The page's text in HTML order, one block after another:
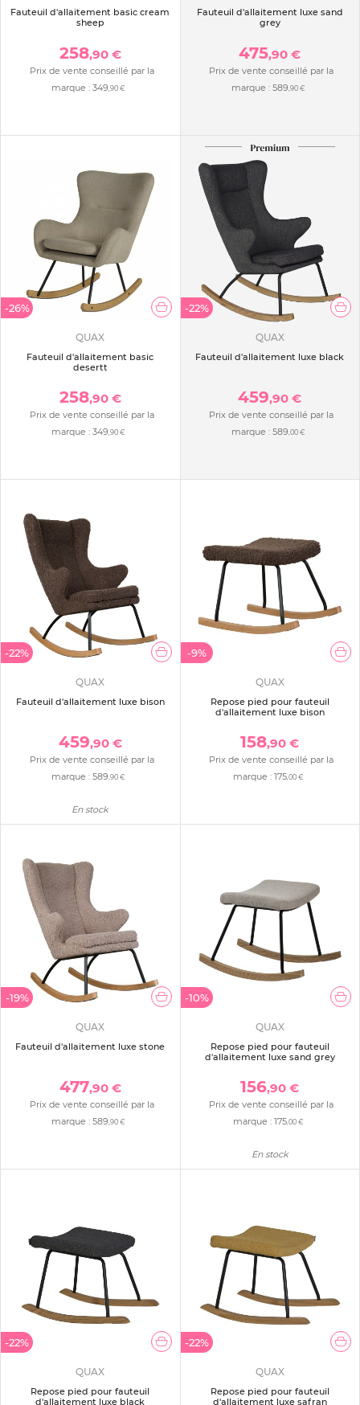
Fauteuil d'allaitement basic cream
sheep
258,90 €
Prix de vente conseillé par la
marque :349 ,90 €
Fauteuil d'allaitement luxe sand
grey
475,90 €
Prix de vente conseillé par la
marque : 589 ,90 €
-26%
QUAX
Fauteuil d'allaitement basic
desertt
258,90 €
Prix de vente conseillé par la
marque :349,90 €
-22%
QUAX
Fauteuil d'allaitement luxe black
459,90 €
Prix de vente conseillé par la
marque : 589,00 €
-22%
QUAX
Fauteuil d'allaitement luxe bison
459,90 €
Prix de vente conseillé par la
marque :589,90 €
En stock
-9%
QUAX
Repose pied pour fauteuil
d'allaitement luxe bison
158,90 €
Prix de vente conseillé par la
marque : 175,00 €
-19%
QUAX
Fauteuil d'allaitement luxe stone
477,90 €
Prix de vente conseillé par la
marque :589,90 €
-10%
QUAX
Repose pied pour fauteuil
d'allaitement luxe sand grey
156,90 €
Prix de vente conseillé par la
marque : 175,00 €
En stock
-22%
QUAX
Repose pied pour fauteuil
d'allaitement luxe black
-22%
QUAX
Repose pied pour fauteuil
d'allaitement luxe safran